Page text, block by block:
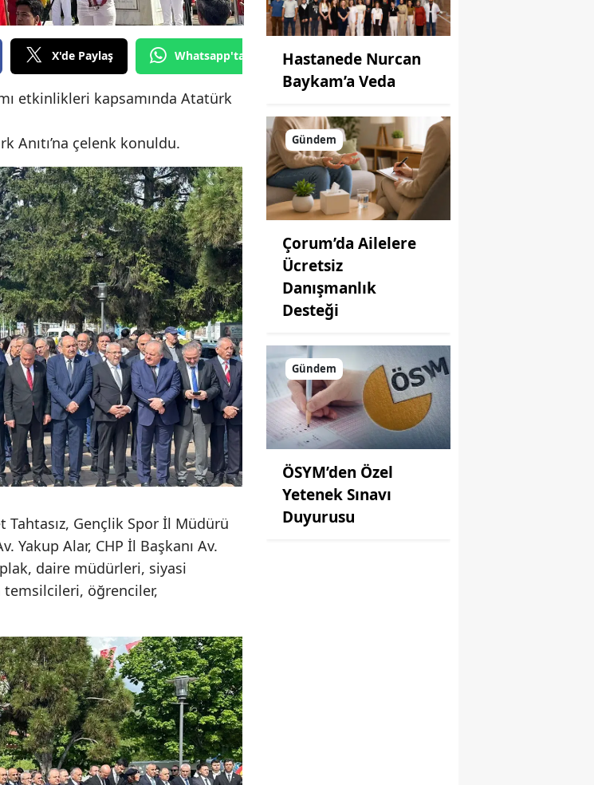
Denizli
Diyarbakır
Erzurum
Eskişehir
Gaziantep
Giresun
Gümüşhane
Hakkari
Hatay
Isparta
Mersin
İstanbul
İzmir
Kars
Kastamonu
Kırklareli
Kırşehir
Kocaeli
Konya
Kütahya
X'de Paylaş Whatsapp'tan Gönder
etkinlikleri kapsamında Atatürk
Anıtı’na çelenk konuldu.
Gençlik Spor İl Müdürü
Yakup Alar, CHP İl Başkanı Av.
daire müdürleri, siyasi
öğrenciler,
Hastanede Nurcan
Baykam’a Veda
Gündem
Çorum’da Ailelere
Ücretsiz
Danışmanlık
Desteği
Gündem
ÖSYM’den Özel
Yetenek Sınavı
Duyurusu